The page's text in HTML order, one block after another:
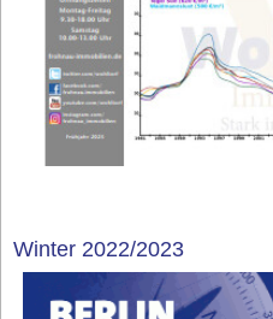
Winter 2022/2023